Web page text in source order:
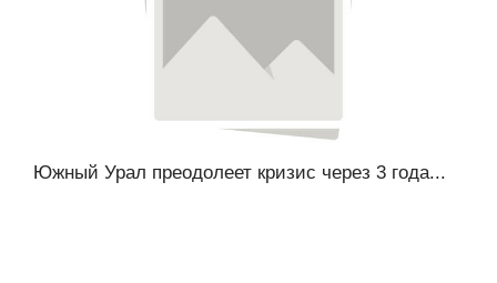
Южный Урал преодолеет кризис через 3 года...